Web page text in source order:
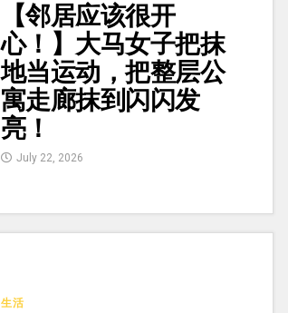
【邻居应该很开
心！】大马女子把抹
地当运动，把整层公
寓走廊抹到闪闪发
亮！
July 22, 2026
生活